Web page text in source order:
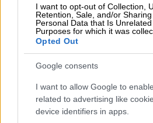
I want to opt-out of Collection,
Retention, Sale, and/or
Personal Data that Is
Purposes for which it was
Opted Out
Google consents
I want to allow Google to
related to advertising like
device identifiers in apps.
«Όλοι οι 2.300 ναυτικοί
δοκιμάστηκαν κατά την
στην Τουλόν. Οι 940 ήταν
αρνητικοί. Τα άλλα
υπολοίπων εξετάσεων
γνωστά», δήλωσε η
Υπηρεσίας Υγείας των
Maryline Gygax Généro.